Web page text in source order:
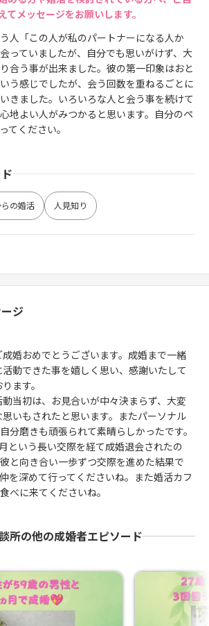
てメッセージをお願いします。
人「この人が私のパートナーになる人か
っていましたが、自分でも思いがけず、大
合う事が出来ました。彼の第一印象はおと
う感じでしたが、会う回数を重ねるごとに
きました。いろいろな人と会う事を続けて
地よい人がみつかると思います。自分のペ
てください。
の婚活 人見知り
ジ
成婚おめでとうございます。成婚まで一緒
活動できた事を嬉しく思い、感謝いたして
ります。
動当初は、お見合いが中々決まらず、大変
思いもされたと思います。またパーソナル
分磨きも頑張られて素晴らしかったです。
という長い交際を経て成婚退会されたの
と向き合い一歩ずつ交際を進めた結果で
を深めて行ってくださいね。また婚活カフ
べに来てくださいね。
所の他の成婚者エピソード